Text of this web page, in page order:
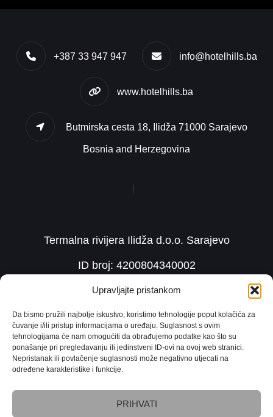
Upravljajte pristankom
Da bismo pružili najbolje iskustvo, koristimo tehnologije poput kolačića za
čuvanje i/ili pristup informacijama o uređaju. Suglasnost s ovim
tehnologijama će nam omogućiti da obrađujemo podatke kao što su
ponašanje pri pregledavanju ili jedinstveni ID-ovi na ovoj web stranici.
Nepristanak ili povlačenje suglasnosti može negativno utjecati na
određene karakteristike i funkcije.
PRIHVATI
+387 33 947 947 info@hotelhills.ba
www.hotelhills.ba
Butmirska cesta 18, Ilidža 71000 Sarajevo
Bosnia and Herzegovina
Termalna rivijera Ilidža d.o.o. Sarajevo
ID broj: 4200804340002
PDV broj: 200804340002
Matični broj: 4200804340002
Politika privatnosti